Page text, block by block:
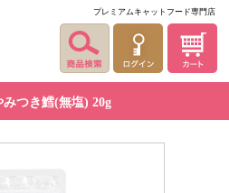
プレミアムキャットフード専門店
つき鱈(無塩) 20g